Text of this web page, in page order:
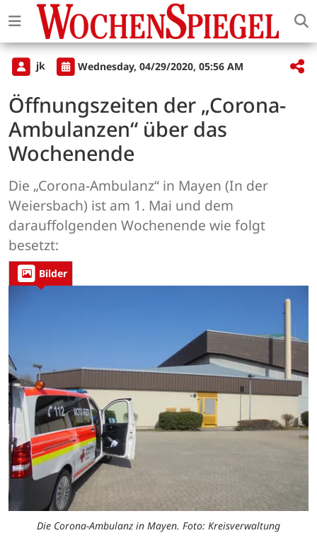
jk Wednesday, 04/29/2020, 05:56 AM
Öffnungszeiten der „Corona-
Ambulanzen“ über das
Wochenende
Die „Corona-Ambulanz“ in Mayen (In der
Weiersbach) ist am 1. Mai und dem
darauffolgenden Wochenende wie folgt
besetzt:
Bilder
Die Corona-Ambulanz in Mayen. Foto: Kreisverwaltung